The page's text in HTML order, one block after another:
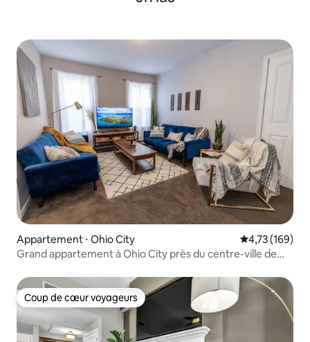
Appartement ⋅ Ohio City Évaluation
4,73 (169)
Grand appartement à Ohio City près du centre-ville de
Coup de cœur voyageurs
Coup de cœur voyageurs